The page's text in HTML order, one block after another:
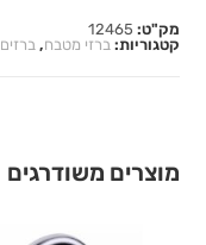
מק"ט: 12465
קטגוריות:ברזי מטבח,ברזים
מוצרים משודרגים